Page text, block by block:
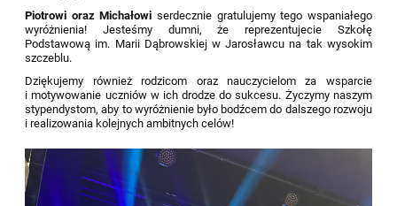
Piotrowi oraz Michałowi serdecznie gratulujemy tego wspaniałego
wyróżnienia! Jesteśmy dumni, że reprezentujecie Szkołę
Podstawową im. Marii Dąbrowskiej w Jarosławcu na tak wysokim
szczeblu.
Dziękujemy również rodzicom oraz nauczycielom za wsparcie
i motywowanie uczniów w ich drodze do sukcesu. Życzymy naszym
stypendystom, aby to wyróżnienie było bodźcem do dalszego rozwoju
i realizowania kolejnych ambitnych celów!